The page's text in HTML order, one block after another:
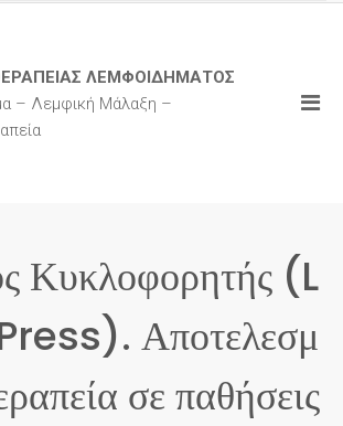
ΛΕΜΦΟΙΔΗΜΑΤΟΣ
– Λεμφική Μάλαξη –
Κυκλοφορητής (L
Αποτελεσμ
σε παθήσεις